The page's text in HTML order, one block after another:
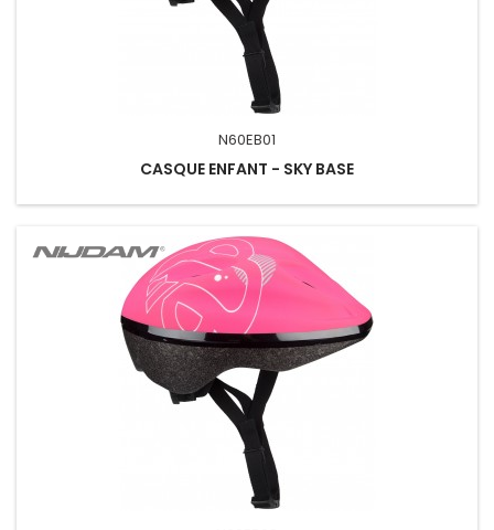
N60EB01
CASQUE ENFANT - SKY BASE